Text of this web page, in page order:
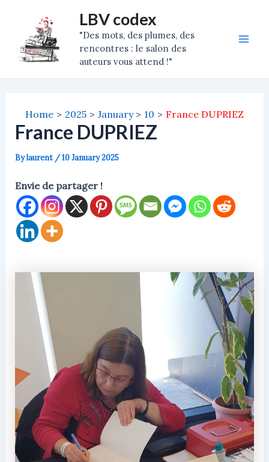
content
LBV codex
"Des mots, des plumes, des
rencontres : le salon des
auteurs vous attend !"
Home 2025 January 10 France DUPRIEZ
France DUPRIEZ
Bylaurent /10 January 2025
Envie de partager !
navigation